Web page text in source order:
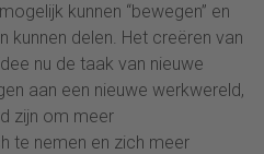
kunnen “bewegen” en
kunnen delen. Het creëren van
nu de taak van nieuwe
aan een nieuwe werkwereld,
zijn om meer
te nemen en zich meer